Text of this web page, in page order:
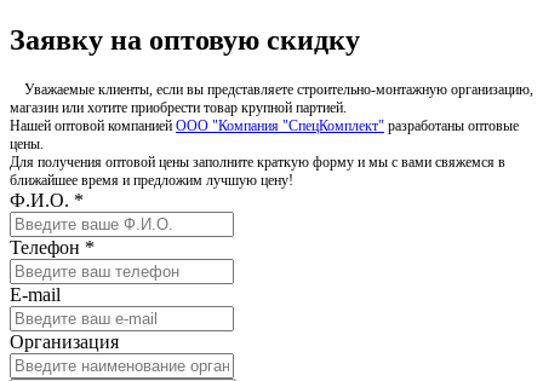
Заявку на оптовую скидку
Уважаемые клиенты, если вы представляете строительно-монтажную организацию,
магазин или хотите приобрести товар крупной партией.
Нашей оптовой компанией ООО "Компания "СпецКомплект" разработаны оптовые
цены.
Для получения оптовой цены заполните краткую форму и мы с вами свяжемся в
ближайшее время и предложим лучшую цену!
Ф.И.О. *
Телефон *
E-mail
Организация